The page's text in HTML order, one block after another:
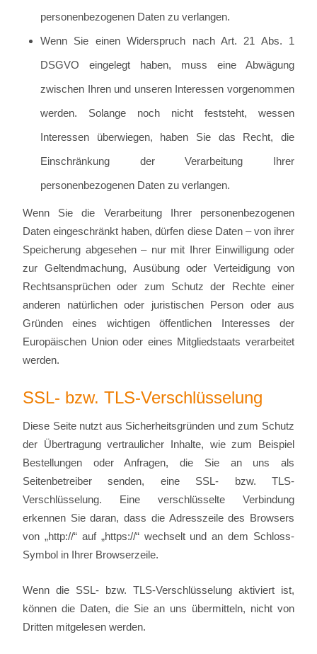
personenbezogenen Daten zu verlangen.
Wenn Sie einen Widerspruch nach Art. 21 Abs. 1
DSGVO eingelegt haben, muss eine Abwägung
zwischen Ihren und unseren Interessen vorgenommen
werden. Solange noch nicht feststeht, wessen
Interessen überwiegen, haben Sie das Recht, die
Einschränkung der Verarbeitung Ihrer
personenbezogenen Daten zu verlangen.
Wenn Sie die Verarbeitung Ihrer personenbezogenen
Daten eingeschränkt haben, dürfen diese Daten – von ihrer
Speicherung abgesehen – nur mit Ihrer Einwilligung oder
zur Geltendmachung, Ausübung oder Verteidigung von
Rechtsansprüchen oder zum Schutz der Rechte einer
anderen natürlichen oder juristischen Person oder aus
Gründen eines wichtigen öffentlichen Interesses der
Europäischen Union oder eines Mitgliedstaats verarbeitet
werden.
SSL- bzw. TLS-Verschlüsselung
Diese Seite nutzt aus Sicherheitsgründen und zum Schutz
der Übertragung vertraulicher Inhalte, wie zum Beispiel
Bestellungen oder Anfragen, die Sie an uns als
Seitenbetreiber senden, eine SSL- bzw. TLS-
Verschlüsselung. Eine verschlüsselte Verbindung
erkennen Sie daran, dass die Adresszeile des Browsers
von „http://“ auf „https://“ wechselt und an dem Schloss-
Symbol in Ihrer Browserzeile.
Wenn die SSL- bzw. TLS-Verschlüsselung aktiviert ist,
können die Daten, die Sie an uns übermitteln, nicht von
Dritten mitgelesen werden.